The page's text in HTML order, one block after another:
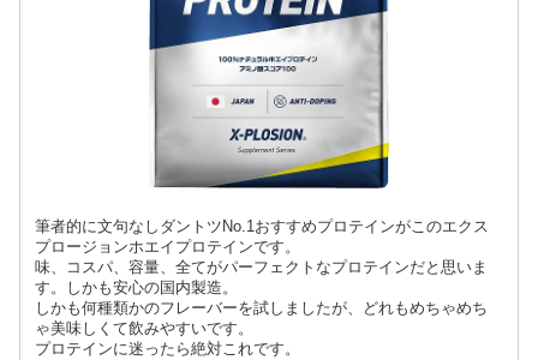
筆者的に文句なしダントツNo.1おすすめプロテインがこのエクス
プロージョンホエイプロテインです。
味、コスパ、容量、全てがパーフェクトなプロテインだと思いま
す。しかも安心の国内製造。
しかも何種類かのフレーバーを試しましたが、どれもめちゃめち
ゃ美味しくて飲みやすいです。
プロテインに迷ったら絶対これです。